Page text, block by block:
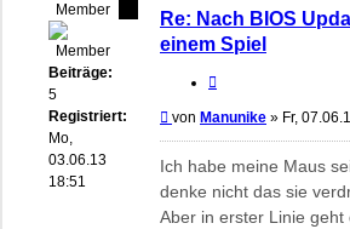
Member
Beiträge:
5
Registriert:
Mo,
03.06.13
18:51
Re: Nach BIOS
einem Spiel
Beitrag
von Manunike » Fr,
Ich habe meine Maus
denke nicht das sie
Aber in erster Linie geht